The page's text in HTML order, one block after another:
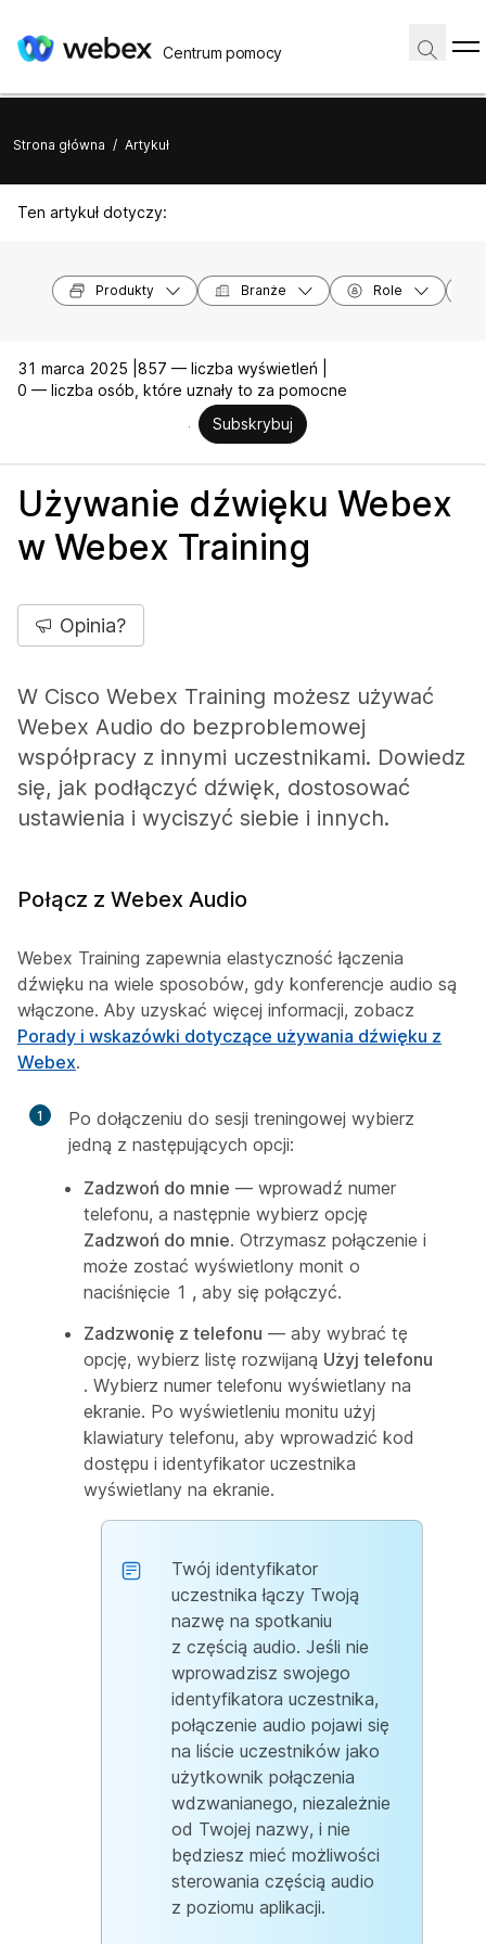
Centrum pomocy
Strona główna / Artykuł
Ten artykuł dotyczy:
Produkty Branże Role
31 marca 2025 | 857 — liczba wyświetleń |
0 — liczba osób, które uznały to za pomocne
Subskrybuj
Używanie dźwięku Webex
w Webex Training
Opinia?
W Cisco Webex Training możesz używać
Webex Audio do bezproblemowej
współpracy z innymi uczestnikami. Dowiedz
się, jak podłączyć dźwięk, dostosować
ustawienia i wyciszyć siebie i innych.
Połącz z Webex Audio
Webex Training zapewnia elastyczność łączenia
dźwięku na wiele sposobów, gdy konferencje audio są
włączone. Aby uzyskać więcej informacji, zobacz
Porady i wskazówki dotyczące używania dźwięku z
Webex.
1
Po dołączeniu do sesji treningowej wybierz
jedną z następujących opcji:
Zadzwoń do mnie — wprowadź numer
telefonu, a następnie wybierz opcję
Zadzwoń do mnie. Otrzymasz połączenie i
może zostać wyświetlony monit o
naciśnięcie 1 , aby się połączyć.
Zadzwonię z telefonu — aby wybrać tę
opcję, wybierz listę rozwijaną Użyj telefonu
. Wybierz numer telefonu wyświetlany na
ekranie. Po wyświetleniu monitu użyj
klawiatury telefonu, aby wprowadzić kod
dostępu i identyfikator uczestnika
wyświetlany na ekranie.
Twój identyfikator
uczestnika łączy Twoją
nazwę na spotkaniu
z częścią audio. Jeśli nie
wprowadzisz swojego
identyfikatora uczestnika,
połączenie audio pojawi się
na liście uczestników jako
użytkownik połączenia
wdzwanianego, niezależnie
od Twojej nazwy, i nie
będziesz mieć możliwości
sterowania częścią audio
z poziomu aplikacji.